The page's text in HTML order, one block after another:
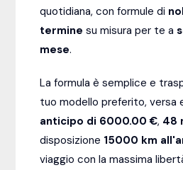
quotidiana, con formule di
termine su misura per te a
mese.
La formula è semplice e
tuo modello preferito, versa
anticipo di 6000.00 €, 48
disposizione 15000 km
viaggio con la massima